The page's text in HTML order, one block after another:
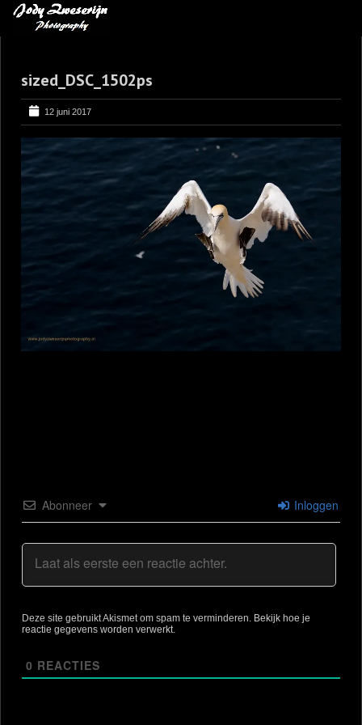
BLOG
LEREN VAN KUNST
BENCE MATE FOTOHUTTEN
OVER MIJ
CONTACT
sized_DSC_1502ps
12 juni 2017
Abonneer Inloggen
Deze site gebruikt Akismet om spam te verminderen. Bekijk hoe je
reactie gegevens worden verwerkt.
0 REACTIES